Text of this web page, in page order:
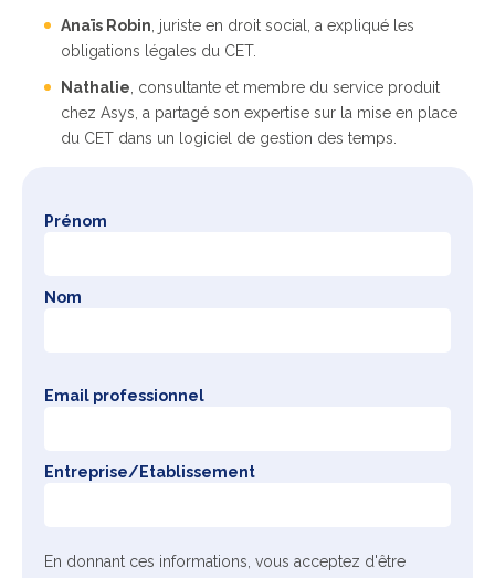
Anaïs Robin , juriste en droit social, a expliqué les
obligations légales du CET.
Nathalie , consultante et membre du service produit
chez Asys, a partagé son expertise sur la mise en place
du CET dans un logiciel de gestion des temps.
Prénom
Nom
Email professionnel
Entreprise/Etablissement
En donnant ces informations, vous acceptez d'être